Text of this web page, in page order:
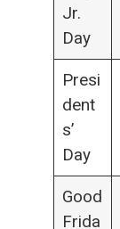
Jr.
Day
Presi
dent
s’
Day
Good
Frida